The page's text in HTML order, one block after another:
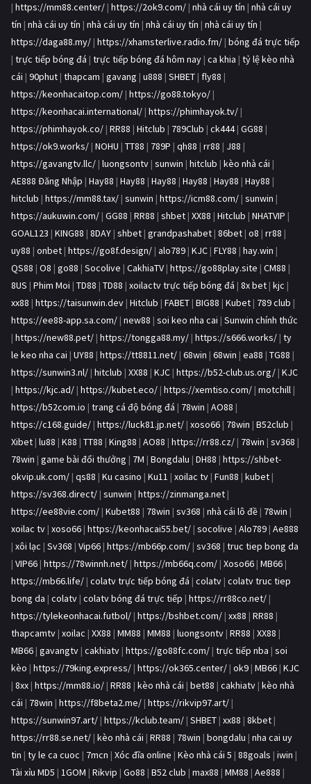
| https://mm88.center/ | https://2ok9.com/ | nhà cái uy tín | nhà cái uy
tín | nhà cái uy tín | nhà cái uy tín | nhà cái uy tín | nhà cái uy tín |
https://daga88.my/ | https://xhamsterlive.radio.fm/ | bóng đá trực tiếp
| trực tiếp bóng đá | trực tiếp bóng đá hôm nay | ca khia | tỷ lệ kèo nhà
cái | 90phut | thapcam | gavang | u888 | SHBET | fly88 |
https://keonhacaitop.com/ | https://go88.tokyo/ |
https://keonhacai.international/ | https://phimhayok.tv/ |
https://phimhayok.co/ | RR88 | Hitclub | 789Club | ck444| GG88 |
https://ok9.works/ | NOHU | TT88 | 789P | qh88 | rr88 | J88 |
https://gavangtv.llc/ | luongsontv | sunwin | hitclub | kèo nhà cái |
AE888 Đăng Nhập | Hay88 | Hay88 | Hay88 | Hay88 | Hay88 | Hay88 |
hitclub | https://mm88.tax/ | sunwin | https://icm88.com/ | sunwin |
https://aukuwin.com/ | GG88 | RR88 | shbet | XX88 | Hitclub | NHATVIP |
GOAL123 | KING88 | 8DAY | shbet | grandpashabet | 86bet | o8 | rr88 |
uy88 | onbet | https://go8f.design/ | alo789 | KJC | FLY88 | hay.win |
QS88 | O8 | go88 | Socolive | CakhiaTV | https://go88play.site | CM88 |
8US | Phim Moi | TD88 | TD88 | xoilactv trực tiếp bóng đá | 8x bet | kjc |
xx88 | https://taisunwin.dev | Hitclub | FABET | BIG88 | Kubet | 789 club |
https://ee88-app.sa.com/ | new88 | soi keo nha cai | Sunwin chính thức
| https://new88.pet/ | https://tongga88.my/ | https://s666.works/ | ty
le keo nha cai | UY88 | https://tt8811.net/ | 68win | 68win | ea88 | TG88 |
https://sunwin3.nl/ | hitclub | XX88 | KJC | https://b52-club.us.org/ | KJC
| https://kjc.ad/ | https://kubet.eco/ | https://xemtiso.com/ | motchill |
https://b52com.io | trang cá độ bóng đá | 78win | AO88 |
https://c168.guide/ | https://luck81.jp.net/ | xoso66 | 78win | B52club |
Xibet | lu88 | K88 | TT88 | King88 | AO88 | https://rr88.cz/ | 78win | sv368 |
78win | game bài đổi thưởng | 7M | Bongdalu | DH88 | https://shbet-
okvip.uk.com/ | qs88 | Ku casino | Ku11 | xoilac tv | Fun88 | kubet |
https://sv368.direct/ | sunwin | https://zinmanga.net |
https://ee88vie.com/ | Kubet88 | 78win | sv368 | nhà cái lô đề | 78win |
xoilac tv | xoso66 | https://keonhacai55.bet/ | socolive | Alo789 | Ae888
| xôi lạc | Sv368 | Vip66 | https://mb66p.com/ | sv368 | truc tiep bong da
| VIP66 | https://78winnh.net/ | https://mb66q.com/ | Xoso66 | MB66 |
https://mb66.life/ | colatv trực tiếp bóng đá | colatv | colatv truc tiep
bong da | colatv | colatv bóng đá trực tiếp | https://rr88co.net/ |
https://tylekeonhacai.futbol/ | https://bshbet.com/ | xx88 | RR88 |
thapcamtv | xoilac | XX88 | MM88 | MM88 | luongsontv | RR88 | XX88 |
MB66 | gavangtv | cakhiatv | https://go88fc.com/ | trực tiếp nba | soi
kèo | https://79king.express/ | https://ok365.center/ | ok9 | MB66 | KJC
| 8xx | https://mm88.io/ | RR88 | kèo nhà cái | bet88 | cakhiatv | kèo nhà
cái | 78win | https://f8beta2.me/ | https://rikvip97.art/ |
https://sunwin97.art/ | https://kclub.team/ | SHBET | xx88 | 8kbet |
https://rr88.se.net/ | kèo nhà cái | RR88 | 78win | bongdalu | nha cai uy
tin | ty le ca cuoc | 7mcn | Xóc đĩa online | Kèo nhà cái 5 | 88goals | iwin |
Tài xỉu MD5 | 1GOM | Rikvip | Go88 | B52 club | max88 | MM88 | Ae888 |